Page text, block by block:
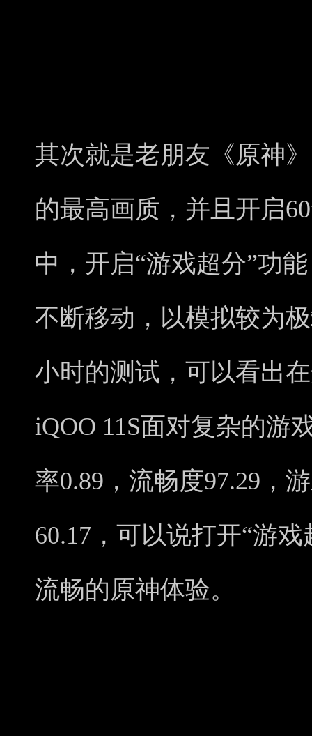
其次就是老朋友《原神
的最高画质，并且开启
中，开启“游戏超分”功
不断移动，以模拟较为
小时的测试，可以看出
iQOO 11S面对复杂的游
率0.89，流畅度97.29，
60.17，可以说打开“游
流畅的原神体验。